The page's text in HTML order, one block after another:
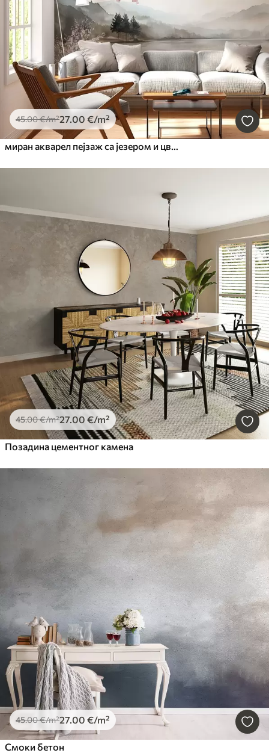
45.00€/m²27.00 €/m²
миран акварел пејзаж са језером и цветним дрветом
45.00€/m²27.00 €/m²
Позадина цементног камена
45.00€/m²27.00 €/m²
Смоки бетон